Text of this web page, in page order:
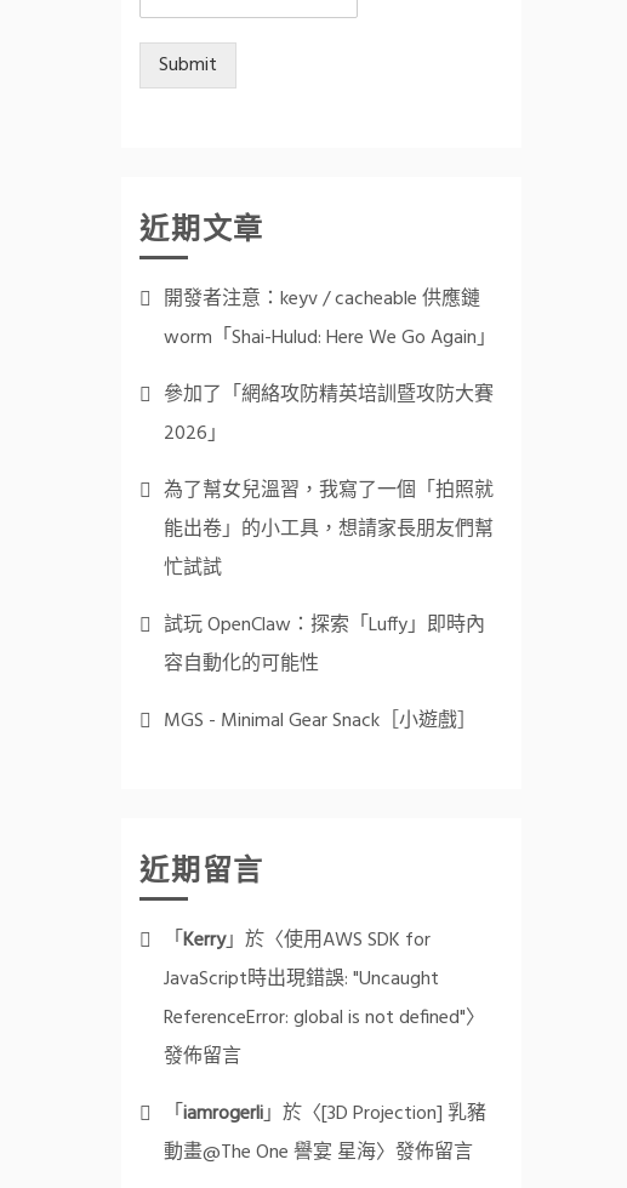
Submit
近期文章
開發者注意：keyv / cacheable 供應鏈
worm「Shai-Hulud: Here We Go Again」
參加了「網絡攻防精英培訓暨攻防大賽
2026」
為了幫女兒溫習，我寫了一個「拍照就
能出卷」的小工具，想請家長朋友們幫
忙試試
試玩 OpenClaw：探索「Luffy」即時內
容自動化的可能性
MGS - Minimal Gear Snack［小遊戲］
近期留言
「Kerry」於〈使用AWS SDK for
JavaScript時出現錯誤: "Uncaught
ReferenceError: global is not defined"〉
發佈留言
「iamrogerli」於〈[3D Projection] 乳豬
動畫@The One 譽宴 星海〉發佈留言